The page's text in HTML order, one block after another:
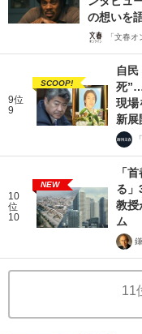
の想いを
「文春
9位
9
SCOOP!
自
死
現場
新展
10
位
10
NEW
「
る
教授
ム
11